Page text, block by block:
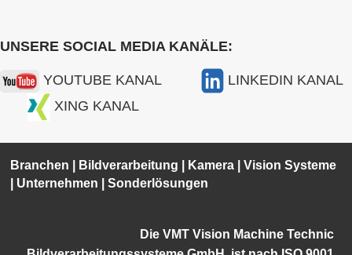
UNSERE SOCIAL MEDIA KANÄLE:
YOUTUBE KANAL
LINKEDIN KANAL
XING KANAL
Branchen Bildverarbeitung Kamera |Vision Systeme
Unternehmen |Sonderlösungen
Die VMT Vision Machine Technic